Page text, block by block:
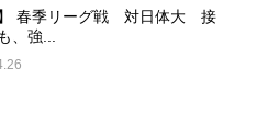
】 春季リーグ戦 対日体大 接
、強...